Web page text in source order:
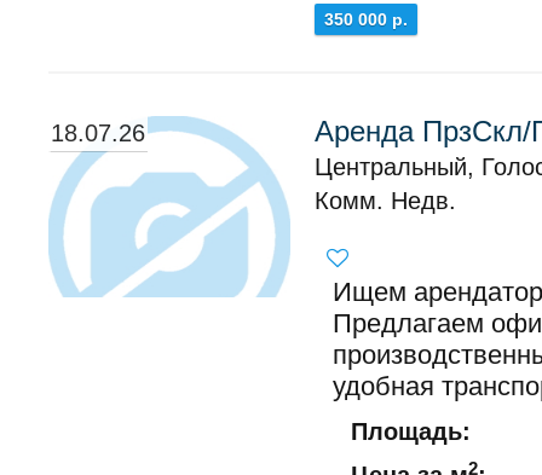
350 000 р.
18.07.26 Аренда ПрзСкл/
Центральный,
Комм. Недв.
Ищем
Предлагаем
удобная
Площадь:
2